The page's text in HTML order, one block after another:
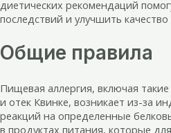
диетических рекомендаций
последствий и улучшить
Общие правила
Пищевая аллергия, включая
и отек Квинке, возникает из-за
реакций на определенные
в продуктах питания, которые